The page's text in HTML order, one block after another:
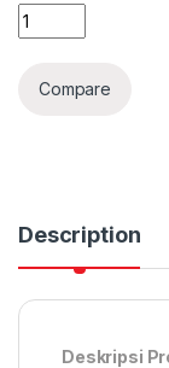
Quantity
Compare
Description
Deskripsi